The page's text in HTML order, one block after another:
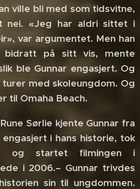
ville bli med som tidsvitne,
nei. «Jeg har aldri sittet i
var argumentet. Men han
bidratt på sitt vis, mente
ble Gunnar engasjert. Og
med skoleungdom. Og
til Omaha Beach.
Sørlie kjente Gunnar fra
i hans historie, tok
og startet filmingen i
i 2006.– Gunnar trivdes
sin til ungdommen.